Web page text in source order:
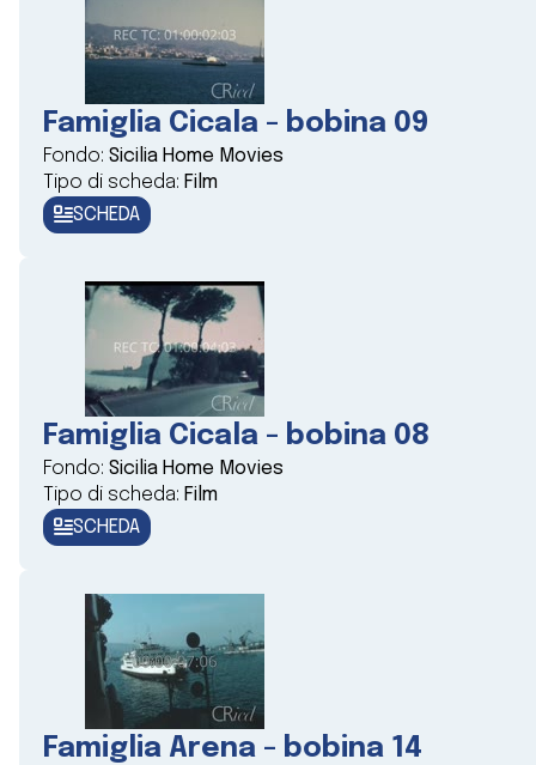
Famiglia Cicala - bobina 09
Fondo: Sicilia Home Movies
Tipo di scheda: Film
SCHEDA
Famiglia Cicala - bobina 08
Fondo: Sicilia Home Movies
Tipo di scheda: Film
SCHEDA
Famiglia Arena - bobina 14